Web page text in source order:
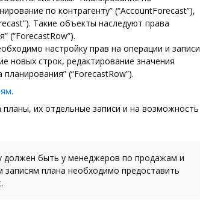
по контрагенту” (“AccountForecast”),
Такие объекты наследуют права
(“ForecastRow”).
настройку прав на операции и записи
новых строк, редактирование значения
(“ForecastRow”).
.
их отдельные записи и на возможность
должен быть у менеджеров по продажам и
плана необходимо предоставить